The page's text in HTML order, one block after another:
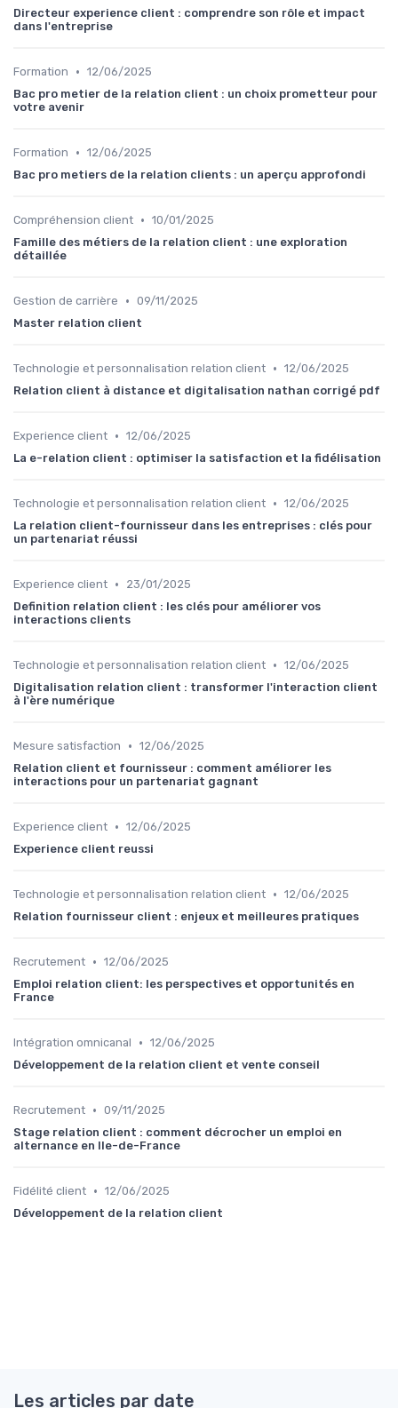
Directeur experience client : comprendre son rôle et impact
dans l'entreprise
Formation • 12/06/2025
Bac pro metier de la relation client : un choix prometteur pour
votre avenir
Formation • 12/06/2025
Bac pro metiers de la relation clients : un aperçu approfondi
Compréhension client • 10/01/2025
Famille des métiers de la relation client : une exploration
détaillée
Gestion de carrière • 09/11/2025
Master relation client
Technologie et personnalisation relation client • 12/06/2025
Relation client à distance et digitalisation nathan corrigé pdf
Experience client • 12/06/2025
La e-relation client : optimiser la satisfaction et la fidélisation
Technologie et personnalisation relation client • 12/06/2025
La relation client-fournisseur dans les entreprises : clés pour
un partenariat réussi
Experience client •
23/01/2025
Definition relation client : les clés pour améliorer vos
interactions clients
Technologie et personnalisation relation client • 12/06/2025
Digitalisation relation client : transformer l'interaction client
à l'ère numérique
Mesure satisfaction • 12/06/2025
Relation client et fournisseur : comment améliorer les
interactions pour un partenariat gagnant
Experience client • 12/06/2025
Experience client reussi
Technologie et personnalisation relation client • 12/06/2025
Relation fournisseur client : enjeux et meilleures pratiques
Recrutement • 12/06/2025
Emploi relation client: les perspectives et opportunités en
France
Intégration omnicanal • 12/06/2025
Développement de la relation client et vente conseil
Recrutement • 09/11/2025
Stage relation client : comment décrocher un emploi en
alternance en Ile-de-France
Fidélité client • 12/06/2025
Développement de la relation client
Les articles par date